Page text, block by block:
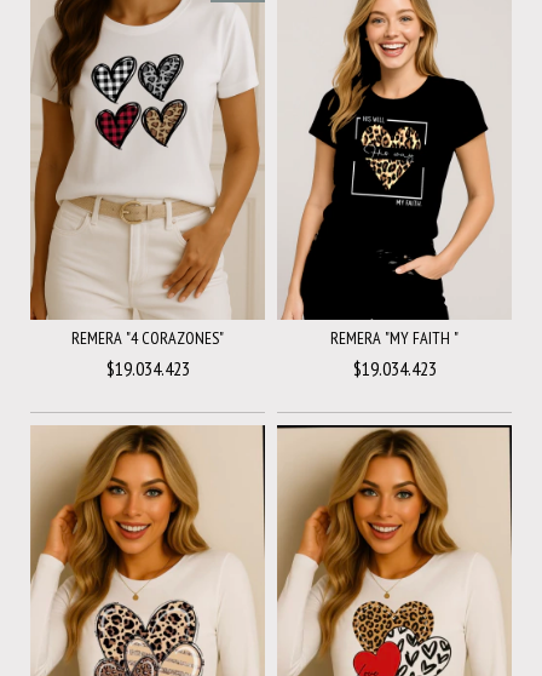
REMERA "4 CORAZONES"
$19.034.423
REMERA "MY FAITH "
$19.034.423